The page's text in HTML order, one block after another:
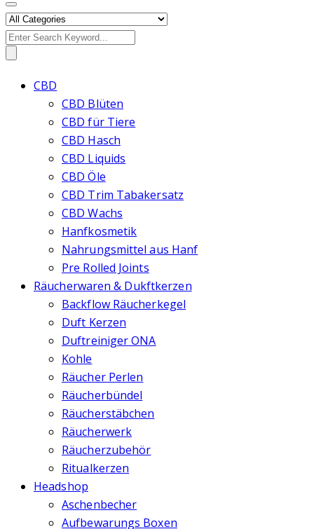
Search
CBD
CBD Blüten
CBD für Tiere
CBD Hasch
CBD Liquids
CBD Öle
CBD Trim Tabakersatz
CBD Wachs
Hanfkosmetik
Nahrungsmittel aus Hanf
Pre Rolled Joints
Räucherwaren & Dukftkerzen
Backflow Räucherkegel
Duft Kerzen
Duftreiniger ONA
Kohle
Räucher Perlen
Räucherbündel
Räucherstäbchen
Räucherwerk
Räucherzubehör
Ritualkerzen
Headshop
Aschenbecher
Aufbewarungs Boxen